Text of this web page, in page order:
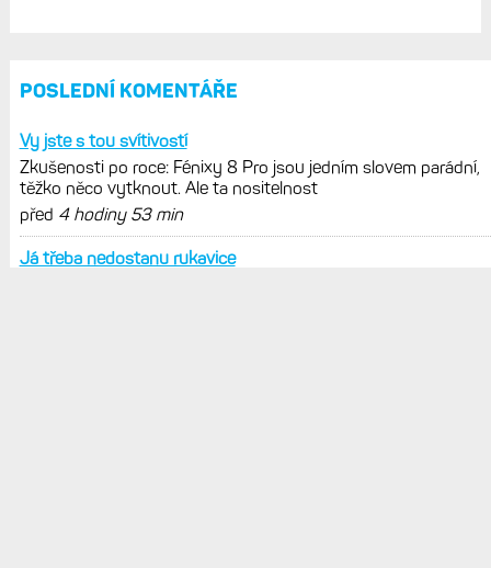
Model Fénix 9 ve třech variantách.
Základ, Pro a inReach. Přijde i menší
verze 43 mm a také solární MIP